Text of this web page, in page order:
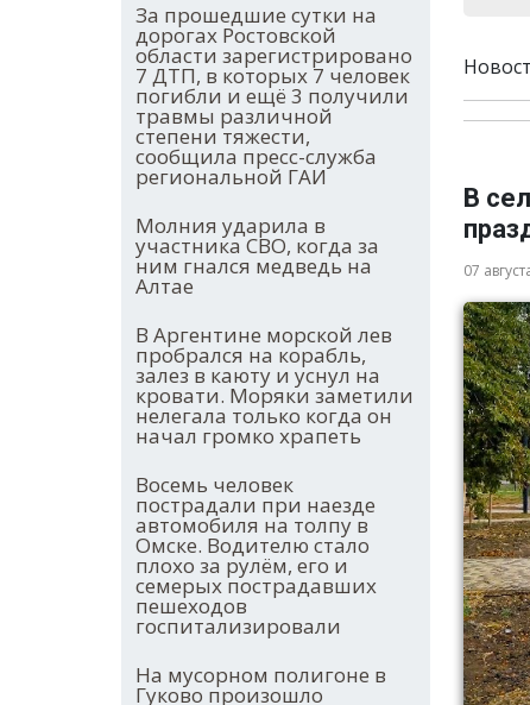
За прошедшие сутки на
дорогах Ростовской
области зарегистрировано
7 ДТП, в которых 7 человек
погибли и ещё 3 получили
травмы различной
степени тяжести,
сообщила пресс-служба
региональной ГАИ
Молния ударила в
участника СВО, когда за
ним гнался медведь на
Алтае
В Аргентине морской лев
пробрался на корабль,
залез в каюту и уснул на
кровати. Моряки заметили
нелегала только когда он
начал громко храпеть
Восемь человек
пострадали при наезде
автомобиля на толпу в
Омске. Водителю стало
плохо за рулём, его и
семерых пострадавших
пешеходов
госпитализировали
На мусорном полигоне в
Гуково произошло
В
07